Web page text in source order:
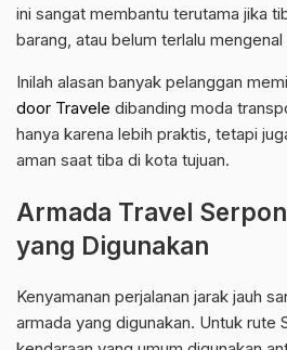
ini sangat membantu terutama jika
barang, atau belum terlalu mengenal
Inilah alasan banyak pelanggan
door Travele dibanding moda
hanya karena lebih praktis, tetapi
aman saat tiba di kota tujuan.
Armada Travel
yang Digunakan
Kenyamanan perjalanan jarak jauh
armada yang digunakan. Untuk rute